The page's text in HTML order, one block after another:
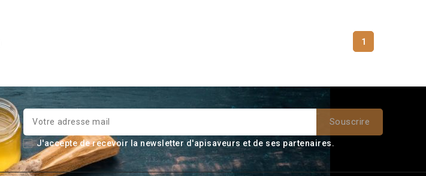
1
J'accepte de recevoir la newsletter d'apisaveurs et de ses partenaires.